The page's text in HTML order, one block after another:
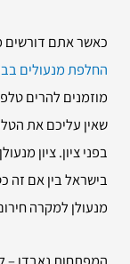
כאשר אתם דורשים
החלפת מנעולים
מוזמנים להרים
שאין עליכם את
בפני ציון. ציון
בישראל בין אם זה
מנעולן למקרה